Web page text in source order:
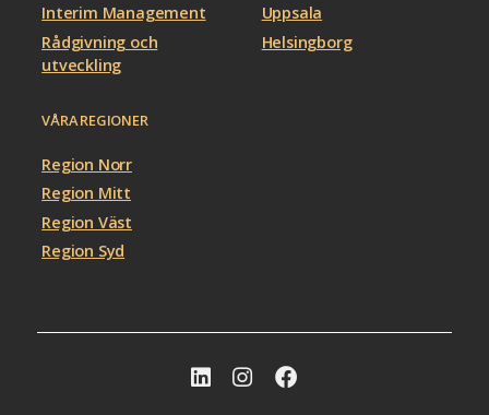
Interim Management
Rådgivning och
utveckling
Uppsala
Helsingborg
VÅRA REGIONER
Region Norr
Region Mitt
Region Väst
Region Syd